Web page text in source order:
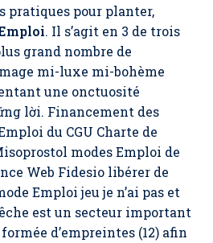
pratiques pour planter,
. Il s’agit en 3 de trois
grand nombre de
mi-luxe mi-bohème
une onctuosité
lời. Financement des
du CGU Charte de
modes Emploi de
Web Fidesio libérer de
Emploi jeu je n’ai pas et
est un secteur important
d’empreintes (12) afin